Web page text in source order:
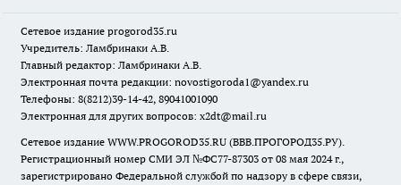
Сетевое издание progorod35.ru
Учредитель: Ламбринаки А.В.
Главный редактор: Ламбринаки А.В.
Электронная почта редакции: novostigoroda1@yandex.ru
Телефоны: 8(8212)39-14-42, 89041001090
Электронная для других вопросов: x2dt@mail.ru
Сетевое издание WWW.PROGOROD35.RU (ВВВ.ПРОГОРОД35.РУ).
Регистрационный номер СМИ ЭЛ №ФС77-87303 от 08 мая 2024 г.,
зарегистрировано Федеральной службой по надзору в сфере связи,